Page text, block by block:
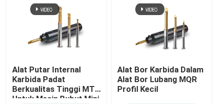
Potong Sisipan
Sisipan Pembalik PCD
Alat Pengeboran Karbida
Alat Putar Internal
Karbida Padat
Berkualitas Tinggi MTR
Untuk Mesin Bubut Mini
Alat Bor Karbida Dalam
Alat Bor Lubang MQR
Profil Kecil